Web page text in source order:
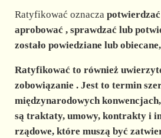
o
Ratyfikować oznacza potwierdzać
aprobować , sprawdzać lub
zostało powiedziane lub
Ratyfikować to również
zobowiązanie . Jest to termin
międzynarodowych
są traktaty, umowy, kontrakty i
rządowe, które muszą być